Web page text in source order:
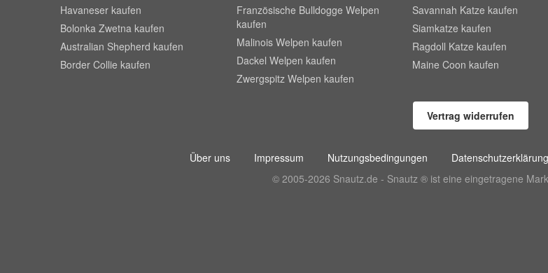
Havaneser kaufen
Bolonka Zwetna kaufen
Australian Shepherd kaufen
Border Collie kaufen
Französische Bulldogge Welpen
kaufen
Malinois Welpen kaufen
Dackel Welpen kaufen
Zwergspitz Welpen kaufen
Savannah Katze kaufen
Siamkatze kaufen
Ragdoll Katze kaufen
Maine Coon kaufen
Vertrag widerrufen
Über uns Impressum Nutzungsbedingungen Datenschutzerklärung
© 2005-2026 Snautz.de - Snautz ® ist eine eingetragene